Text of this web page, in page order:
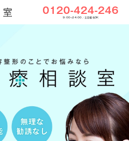
0120-424-246
9:00〜24:00／土日祝もOK